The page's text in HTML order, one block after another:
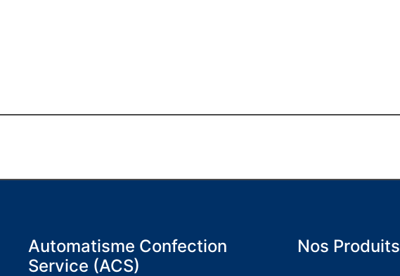
Automatisme Confection
Service (ACS)
Nos Produits